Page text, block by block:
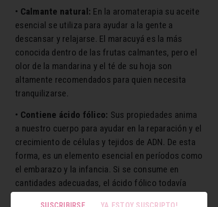
• Calmante natural: En la aromaterapia su aceite
esencial se utiliza para ayudar a la gente a
descansar y relajarse. El maracuyá es la más
conocida dentro de las frutas calmantes, pero el
olor de la mandarina y el té de su hoja son
altamente recomendados para quien necesita
tranquilizarse.
• Contiene ácido fólico: Sus propiedades anima
a nuestro cuerpo para ayudar en la reparación y el
crecimiento de células y tejidos de ADN. De esta
forma, es un elemento esencial en períodos como
el embarazo y la infancia. Si se consume en
cantidades adecuadas, el ácido fólico todavía